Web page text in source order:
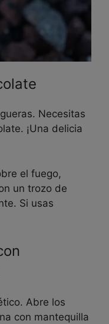
Necesitas
¡Una delicia
el fuego,
un trozo de
Si usas
Abre los
con mantequilla